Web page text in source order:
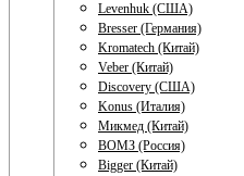
Levenhuk (США)
Bresser (Германия)
Kromatech (Китай)
Veber (Китай)
Discovery (США)
Konus (Италия)
Микмед (Китай)
ВОМЗ (Россия)
Bigger (Китай)